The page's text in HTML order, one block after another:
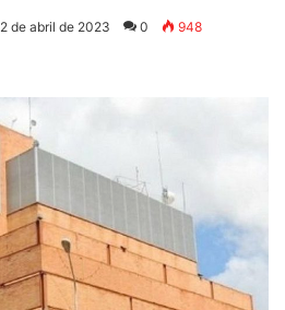
2 de abril de 2023 0 948